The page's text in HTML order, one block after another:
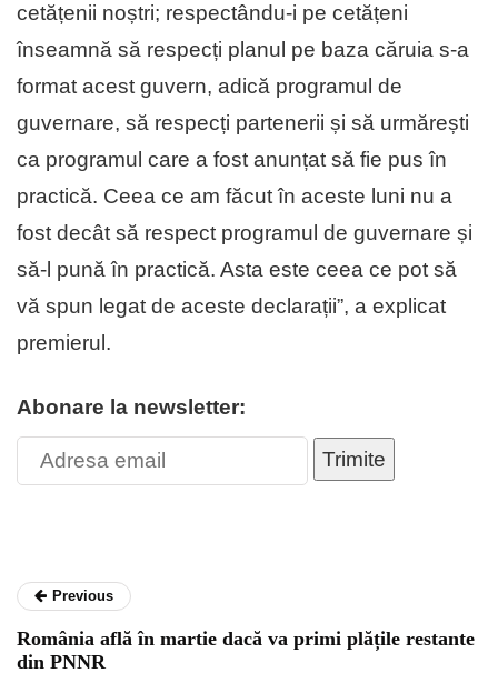
cetățenii noștri; respectându-i pe cetățeni
înseamnă să respecți planul pe baza căruia s-a
format acest guvern, adică programul de
guvernare, să respecți partenerii și să urmărești
ca programul care a fost anunțat să fie pus în
practică. Ceea ce am făcut în aceste luni nu a
fost decât să respect programul de guvernare și
să-l pună în practică. Asta este ceea ce pot să
vă spun legat de aceste declarații”, a explicat
premierul.
Abonare la newsletter:
Trimite
Previous
România află în martie dacă va primi plățile restante
din PNNR